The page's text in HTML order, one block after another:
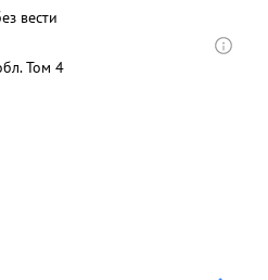
вести
Том 4